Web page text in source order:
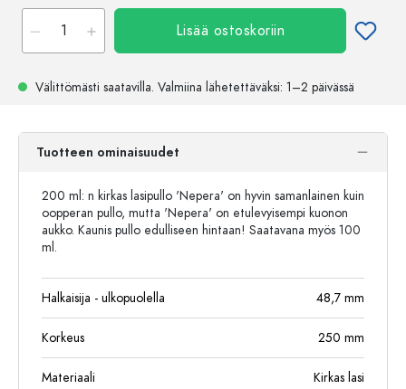
Lisää ostoskoriin
Välittömästi saatavilla. Valmiina lähetettäväksi: 1–2 päivässä
Tuotteen ominaisuudet
200 ml: n kirkas lasipullo 'Nepera' on hyvin samanlainen kuin
oopperan pullo, mutta 'Nepera' on etulevyisempi kuonon
aukko. Kaunis pullo edulliseen hintaan! Saatavana myös 100
ml.
Halkaisija - ulkopuolella 48,7 mm
Korkeus 250 mm
Materiaali Kirkas lasi